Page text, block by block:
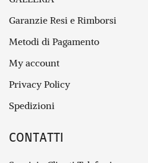
Garanzie Resi e Rimborsi
Metodi di Pagamento
My account
Privacy Policy
Spedizioni
CONTATTI